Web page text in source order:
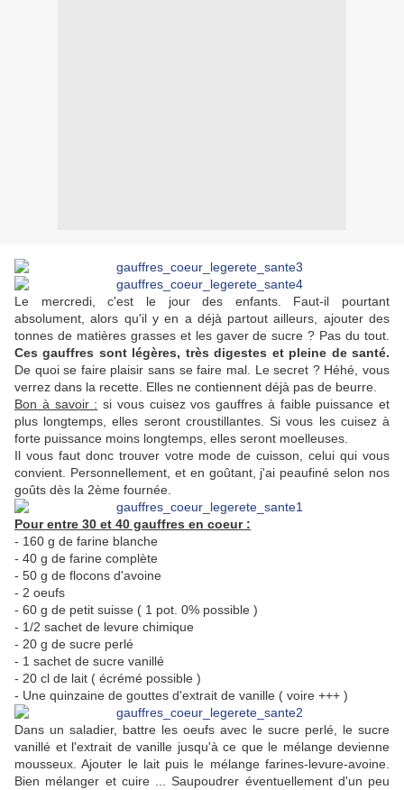
Le mercredi, c'est le jour des enfants. Faut-il pourtant
absolument, alors qu'il y en a déjà partout ailleurs, ajouter des
tonnes de matières grasses et les gaver de sucre ? Pas du tout.
Ces gauffres sont légères, très digestes et pleine de santé.
De quoi se faire plaisir sans se faire mal. Le secret ? Héhé, vous
verrez dans la recette. Elles ne contiennent déjà pas de beurre.
Bon à savoir : si vous cuisez vos gauffres à faible puissance et
plus longtemps, elles seront croustillantes. Si vous les cuisez à
forte puissance moins longtemps, elles seront moelleuses.
Il vous faut donc trouver votre mode de cuisson, celui qui vous
convient. Personnellement, et en goûtant, j'ai peaufiné selon nos
goûts dès la 2ème fournée.
Pour entre 30 et 40 gauffres en coeur :
- 160 g de farine blanche
- 40 g de farine complète
- 50 g de flocons d'avoine
- 2 oeufs
- 60 g de petit suisse ( 1 pot. 0% possible )
- 1/2 sachet de levure chimique
- 20 g de sucre perlé
- 1 sachet de sucre vanillé
- 20 cl de lait ( écrémé possible )
- Une quinzaine de gouttes d'extrait de vanille ( voire +++ )
Dans un saladier, battre les oeufs avec le sucre perlé, le sucre
vanillé et l'extrait de vanille jusqu'à ce que le mélange devienne
mousseux. Ajouter le lait puis le mélange farines-levure-avoine.
Bien mélanger et cuire ... Saupoudrer éventuellement d'un peu